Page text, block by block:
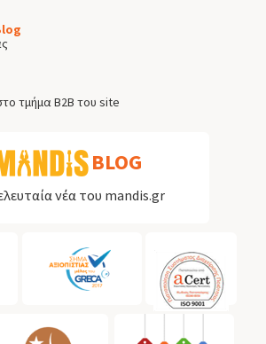
τμήμα B2B του site
BLOG
νέα του mandis.gr